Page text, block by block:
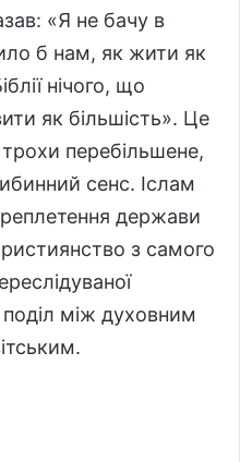
«Я не бачу в
б нам, як жити як
нічого, що
як більшість». Це
перебільшене,
сенс. Іслам
держави
з самого
між духовним